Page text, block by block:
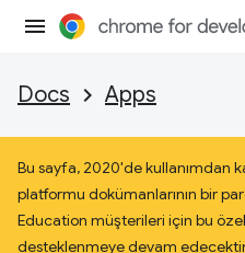
Docs Apps
Bu sayfa, 2020'de kullanımdan
platformu dokümanlarının bir
Education müşterileri için bu
desteklenmeye devam